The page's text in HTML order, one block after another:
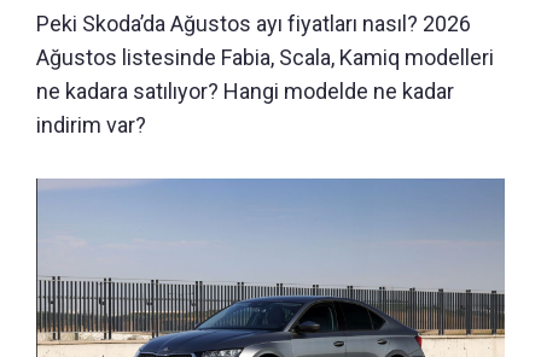
Peki Skoda’da Ağustos ayı fiyatları nasıl? 2026
Ağustos listesinde Fabia, Scala, Kamiq modelleri
ne kadara satılıyor? Hangi modelde ne kadar
indirim var?